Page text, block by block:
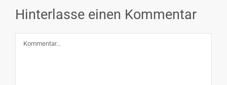
Hinterlasse einen Kommentar
Kommentar